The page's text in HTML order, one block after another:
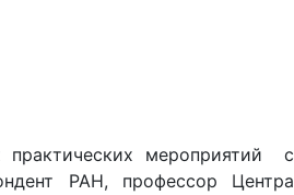
мероприятий с
РАН, профессор Центра